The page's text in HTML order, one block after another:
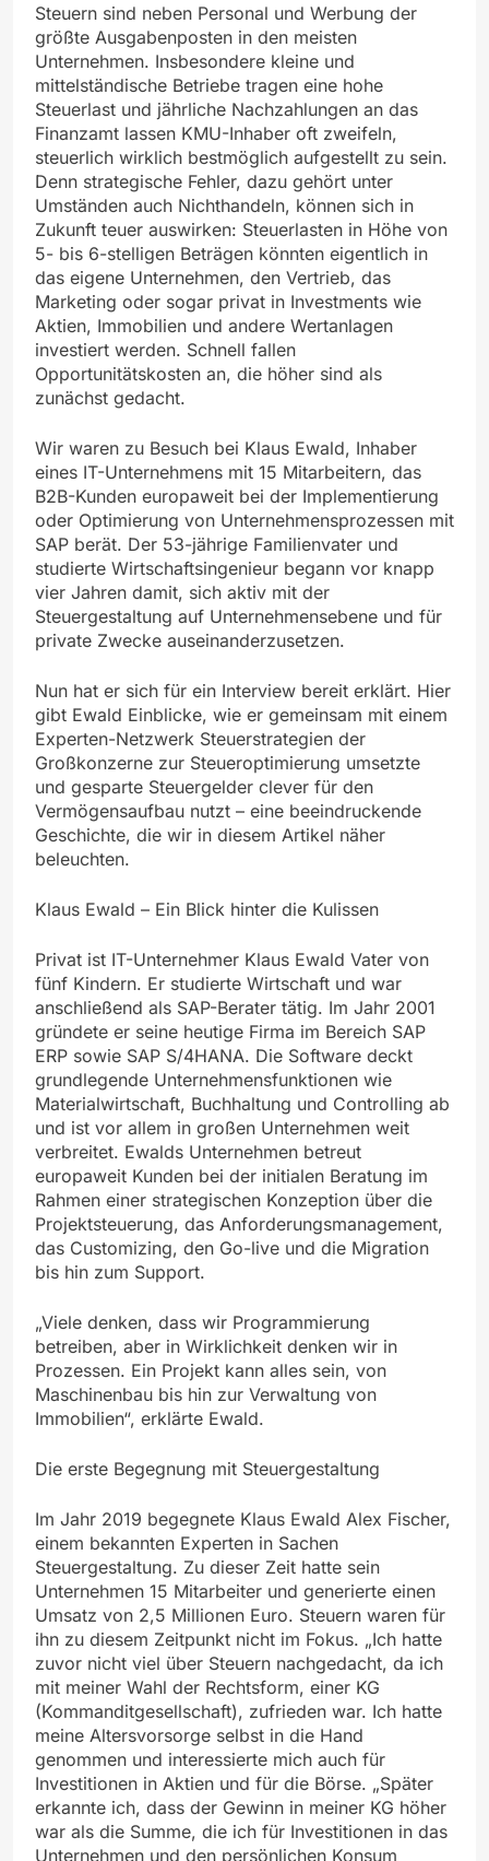
Steuern sind neben Personal und Werbung der
größte Ausgabenposten in den meisten
Unternehmen. Insbesondere kleine und
mittelständische Betriebe tragen eine hohe
Steuerlast und jährliche Nachzahlungen an das
Finanzamt lassen KMU-Inhaber oft zweifeln,
steuerlich wirklich bestmöglich aufgestellt zu sein.
Denn strategische Fehler, dazu gehört unter
Umständen auch Nichthandeln, können sich in
Zukunft teuer auswirken: Steuerlasten in Höhe von
5- bis 6-stelligen Beträgen könnten eigentlich in
das eigene Unternehmen, den Vertrieb, das
Marketing oder sogar privat in Investments wie
Aktien, Immobilien und andere Wertanlagen
investiert werden. Schnell fallen
Opportunitätskosten an, die höher sind als
zunächst gedacht.
Wir waren zu Besuch bei Klaus Ewald, Inhaber
eines IT-Unternehmens mit 15 Mitarbeitern, das
B2B-Kunden europaweit bei der Implementierung
oder Optimierung von Unternehmensprozessen mit
SAP berät. Der 53-jährige Familienvater und
studierte Wirtschaftsingenieur begann vor knapp
vier Jahren damit, sich aktiv mit der
Steuergestaltung auf Unternehmensebene und für
private Zwecke auseinanderzusetzen.
Nun hat er sich für ein Interview bereit erklärt. Hier
gibt Ewald Einblicke, wie er gemeinsam mit einem
Experten-Netzwerk Steuerstrategien der
Großkonzerne zur Steueroptimierung umsetzte
und gesparte Steuergelder clever für den
Vermögensaufbau nutzt – eine beeindruckende
Geschichte, die wir in diesem Artikel näher
beleuchten.
Klaus Ewald – Ein Blick hinter die Kulissen
Privat ist IT-Unternehmer Klaus Ewald Vater von
fünf Kindern. Er studierte Wirtschaft und war
anschließend als SAP-Berater tätig. Im Jahr 2001
gründete er seine heutige Firma im Bereich SAP
ERP sowie SAP S/4HANA. Die Software deckt
grundlegende Unternehmensfunktionen wie
Materialwirtschaft, Buchhaltung und Controlling ab
und ist vor allem in großen Unternehmen weit
verbreitet. Ewalds Unternehmen betreut
europaweit Kunden bei der initialen Beratung im
Rahmen einer strategischen Konzeption über die
Projektsteuerung, das Anforderungsmanagement,
das Customizing, den Go-live und die Migration
bis hin zum Support.
„Viele denken, dass wir Programmierung
betreiben, aber in Wirklichkeit denken wir in
Prozessen. Ein Projekt kann alles sein, von
Maschinenbau bis hin zur Verwaltung von
Immobilien“, erklärte Ewald.
Die erste Begegnung mit Steuergestaltung
Im Jahr 2019 begegnete Klaus Ewald Alex Fischer,
einem bekannten Experten in Sachen
Steuergestaltung. Zu dieser Zeit hatte sein
Unternehmen 15 Mitarbeiter und generierte einen
Umsatz von 2,5 Millionen Euro. Steuern waren für
ihn zu diesem Zeitpunkt nicht im Fokus. „Ich hatte
zuvor nicht viel über Steuern nachgedacht, da ich
mit meiner Wahl der Rechtsform, einer KG
(Kommanditgesellschaft), zufrieden war. Ich hatte
meine Altersvorsorge selbst in die Hand
genommen und interessierte mich auch für
Investitionen in Aktien und für die Börse. „Später
erkannte ich, dass der Gewinn in meiner KG höher
war als die Summe, die ich für Investitionen in das
Unternehmen und den persönlichen Konsum